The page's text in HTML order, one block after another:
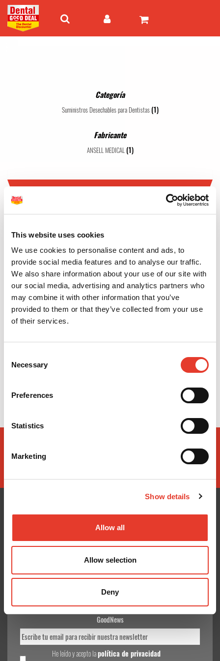
This website uses cookies
We use cookies to personalise content and ads, to
provide social media features and to analyse our traffic.
We also share information about your use of our site with
our social media, advertising and analytics partners who
may combine it with other information that you’ve
provided to them or that they’ve collected from your use
of their services.
Selection
Necessary
Preferences
Statistics
Marketing
Show details
Allow all
Allow selection
Deny
Categoría
Suministros Desechables para Dentistas(1)
Fabricante
ANSELL MEDICAL (1)
ANSELL MEDICAL
Guantes de nitrilo negros Microflex MidKnight (100 uds.)
Desde 5,15 €
Pago seguro
Devolver Productos
GoodNews
He leído y acepto lapolítica de privacidad